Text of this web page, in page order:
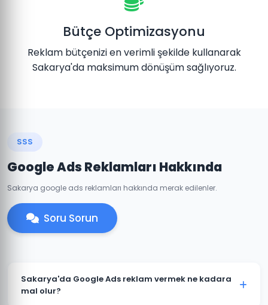
Bütçe Optimizasyonu
Reklam bütçenizi en verimli şekilde kullanarak
Sakarya'da maksimum dönüşüm sağlıyoruz.
SSS
Google Ads Reklamları Hakkında
Sakarya google ads reklamları hakkında merak edilenler.
Soru Sorun
Sakarya'da Google Ads reklam vermek ne kadara
mal olur?